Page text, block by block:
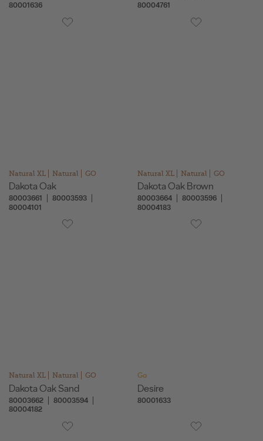
80001636 80004761
Natural XL Natural GO
Dakota Oak
80003661
80003593
80004101
Natural XL Natural GO
Dakota Oak Brown
80003664
80003596
80004183
Natural XL Natural GO
Dakota Oak Sand
80003662
80003594
80004182
Go
Desire
80001633